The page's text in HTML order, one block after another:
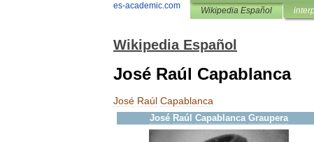
es-academic.com Wikipedia Español
Wikipedia Español
José Raúl Capablanca
José Raúl Capablanca
José Raúl Capablanca Graupera